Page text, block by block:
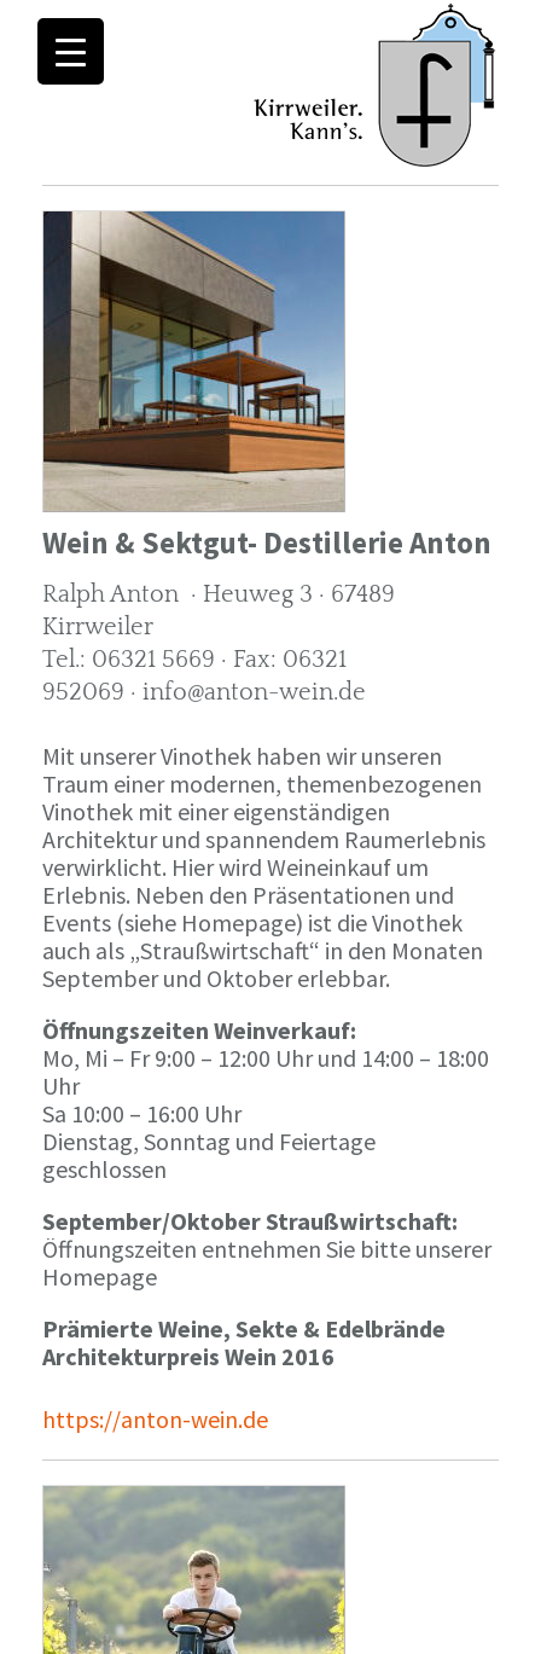
Wein & Sektgut- Destillerie Anton
Ralph Anton · Heuweg 3 · 67489
Kirrweiler
Tel.: 06321 5669 · Fax: 06321
952069 · info@anton-wein.de
Mit unserer Vinothek haben wir unseren
Traum einer modernen, themenbezogenen
Vinothek mit einer eigenständigen
Architektur und spannendem Raumerlebnis
verwirklicht. Hier wird Weineinkauf um
Erlebnis. Neben den Präsentationen und
Events (siehe Homepage) ist die Vinothek
auch als „Straußwirtschaft“ in den Monaten
September und Oktober erlebbar.
Öffnungszeiten Weinverkauf:
Mo, Mi – Fr 9:00 – 12:00 Uhr und 14:00 – 18:00
Uhr
Sa 10:00 – 16:00 Uhr
Dienstag, Sonntag und Feiertage
geschlossen
September/Oktober Straußwirtschaft:
Öffnungszeiten entnehmen Sie bitte unserer
Homepage
Prämierte Weine, Sekte & Edelbrände
Architekturpreis Wein 2016
https://anton-wein.de